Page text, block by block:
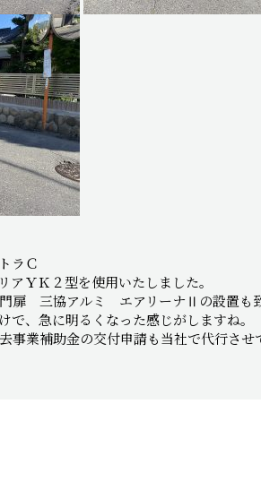
ラＣ
アＹＫ２型を使用いたしました。
扉 三協アルミ エアリーナⅡの設置も致
で、急に明るくなった感じがしますね。
事業補助金の交付申請も当社で代行さ